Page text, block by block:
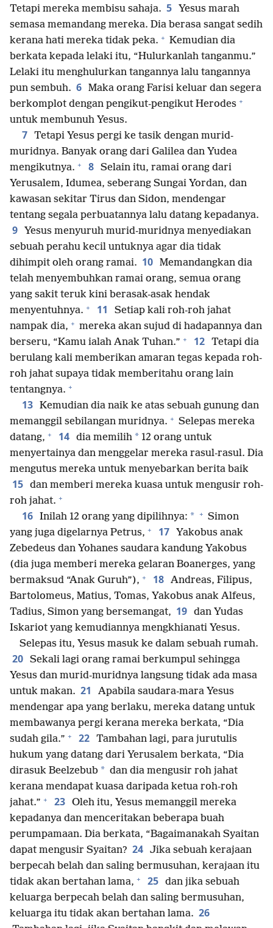
Tetapi mereka membisu sahaja. 5
Yesus marah
semasa memandang mereka. Dia berasa sangat sedih
kerana hati mereka tidak peka. + Kemudian dia
berkata kepada lelaki itu, “Hulurkanlah tanganmu.”
Lelaki itu menghulurkan tangannya lalu tangannya
pun sembuh. 6 Maka orang Farisi keluar dan segera
berkomplot dengan pengikut-pengikut Herodes +
untuk membunuh Yesus.
7 Tetapi Yesus pergi ke tasik dengan murid-
muridnya. Banyak orang dari Galilea dan Yudea
mengikutnya. + 8 Selain itu, ramai orang dari
Yerusalem, Idumea, seberang Sungai Yordan, dan
kawasan sekitar Tirus dan Sidon, mendengar
tentang segala perbuatannya lalu datang kepadanya.
9
Yesus menyuruh murid-muridnya menyediakan
sebuah perahu kecil untuknya agar dia tidak
dihimpit oleh orang ramai. 10 Memandangkan dia
telah menyembuhkan ramai orang, semua orang
yang sakit teruk kini berasak-asak hendak
menyentuhnya. + 11
Setiap kali roh-roh jahat
nampak dia, + mereka akan sujud di hadapannya dan
berseru, “Kamu ialah Anak Tuhan.” + 12 Tetapi dia
berulang kali memberikan amaran tegas kepada roh-
roh jahat supaya tidak memberitahu orang lain
tentangnya. +
13 Kemudian dia naik ke atas sebuah gunung dan
memanggil sebilangan muridnya. + Selepas mereka
datang, + 14 dia memilih * 12 orang untuk
menyertainya dan menggelar mereka rasul-rasul. Dia
mengutus mereka untuk menyebarkan berita baik
15 dan memberi mereka kuasa untuk mengusir roh-
roh jahat. +
16 Inilah 12 orang yang dipilihnya: * + Simon
yang juga digelarnya Petrus, + 17
Yakobus anak
Zebedeus dan Yohanes saudara kandung Yakobus
(dia juga memberi mereka gelaran Boanerges, yang
bermaksud “Anak Guruh”), + 18 Andreas, Filipus,
Bartolomeus, Matius, Tomas, Yakobus anak Alfeus,
Tadius, Simon yang bersemangat, 19 dan Yudas
Iskariot yang kemudiannya mengkhianati Yesus.
Selepas itu, Yesus masuk ke dalam sebuah rumah.
20 Sekali lagi orang ramai berkumpul sehingga
Yesus dan murid-muridnya langsung tidak ada masa
untuk makan. 21
Apabila saudara-mara Yesus
mendengar apa yang berlaku, mereka datang untuk
membawanya pergi kerana mereka berkata, “Dia
sudah gila.” + 22 Tambahan lagi, para jurutulis
hukum yang datang dari Yerusalem berkata, “Dia
dirasuk Beelzebub * dan dia mengusir roh jahat
kerana mendapat kuasa daripada ketua roh-roh
jahat.” + 23 Oleh itu, Yesus memanggil mereka
kepadanya dan menceritakan beberapa buah
perumpamaan. Dia berkata, “Bagaimanakah Syaitan
dapat mengusir Syaitan? 24 Jika sebuah kerajaan
berpecah belah dan saling bermusuhan, kerajaan itu
tidak akan bertahan lama, + 25 dan jika sebuah
keluarga berpecah belah dan saling bermusuhan,
keluarga itu tidak akan bertahan lama. 26